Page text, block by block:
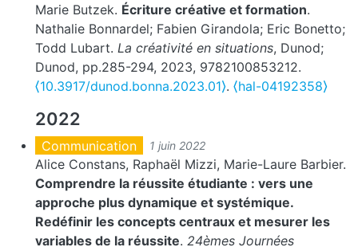
Marie Butzek. Écriture créative et formation.
Nathalie Bonnardel; Fabien Girandola; Eric Bonetto;
Todd Lubart. La créativité en situations, Dunod;
Dunod, pp.285-294, 2023, 9782100853212.
⟨10.3917/dunod.bonna.2023.01⟩. ⟨hal-04192358⟩
2022
Communication 1 juin 2022
Alice Constans, Raphaël Mizzi, Marie-Laure Barbier.
Comprendre la réussite étudiante : vers une
approche plus dynamique et systémique.
Redéfinir les concepts centraux et mesurer les
variables de la réussite. 24èmes Journées